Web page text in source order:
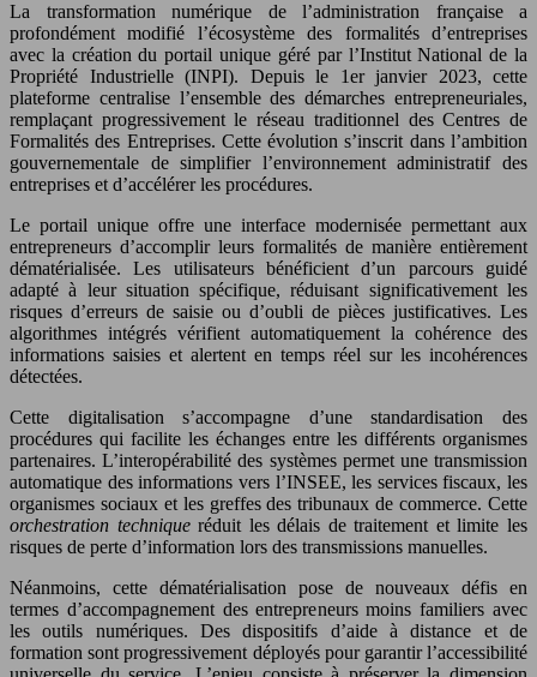
La transformation numérique de l’administration française a
profondément modifié l’écosystème des formalités d’entreprises
avec la création du portail unique géré par l’Institut National de la
Propriété Industrielle (INPI). Depuis le 1er janvier 2023, cette
plateforme centralise l’ensemble des démarches entrepreneuriales,
remplaçant progressivement le réseau traditionnel des Centres de
Formalités des Entreprises. Cette évolution s’inscrit dans l’ambition
gouvernementale de simplifier l’environnement administratif des
entreprises et d’accélérer les procédures.
Le portail unique offre une interface modernisée permettant aux
entrepreneurs d’accomplir leurs formalités de manière entièrement
dématérialisée. Les utilisateurs bénéficient d’un parcours guidé
adapté à leur situation spécifique, réduisant significativement les
risques d’erreurs de saisie ou d’oubli de pièces justificatives. Les
algorithmes intégrés vérifient automatiquement la cohérence des
informations saisies et alertent en temps réel sur les incohérences
détectées.
Cette digitalisation s’accompagne d’une standardisation des
procédures qui facilite les échanges entre les différents organismes
partenaires. L’interopérabilité des systèmes permet une transmission
automatique des informations vers l’INSEE, les services fiscaux, les
organismes sociaux et les greffes des tribunaux de commerce. Cette
orchestration techniqueréduit les délais de traitement et limite les
risques de perte d’information lors des transmissions manuelles.
Néanmoins, cette dématérialisation pose de nouveaux défis en
termes d’accompagnement des entrepreneurs moins familiers avec
les outils numériques. Des dispositifs d’aide à distance et de
formation sont progressivement déployés pour garantir l’accessibilité